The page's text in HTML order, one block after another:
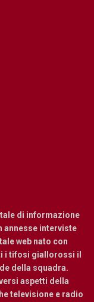
di informazione
annesse interviste
web nato con
i tifosi giallorossi il
della squadra.
aspetti della
televisione e radio